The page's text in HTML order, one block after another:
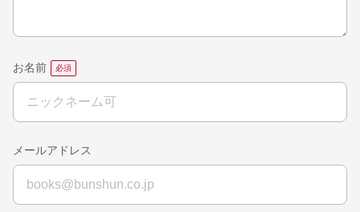
お名前
メールアドレス